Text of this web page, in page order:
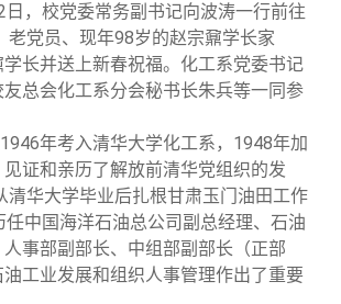
院系校友工作
兴趣群体
西南联大校友会
捐赠新闻
捐赠方法
义工计划
《清华校友通讯》
我要订阅
新媒体平台
百年清华
清华故事
青春风采
终身学习
信息化服务
校友总会
总会简介
关闭
日，校党委常务副书记向波涛一行前往
老党员、现年98岁的赵宗鼐学长家
长并送上新春祝福。化工系党委书记
总会化工系分会秘书长朱兵等一同参
年考入清华大学化工系，1948年加
证和亲历了解放前清华党组织的发
清华大学毕业后扎根甘肃玉门油田工作
中国海洋石油总公司副总经理、石油
事部副部长、中组部副部长（正部
工业发展和组织人事管理作出了重要